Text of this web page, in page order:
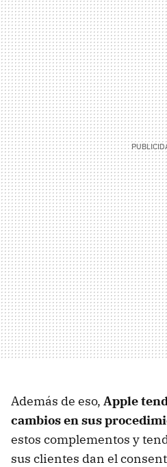
Además de eso, Apple
cambios en sus
estos complementos y
sus clientes dan el